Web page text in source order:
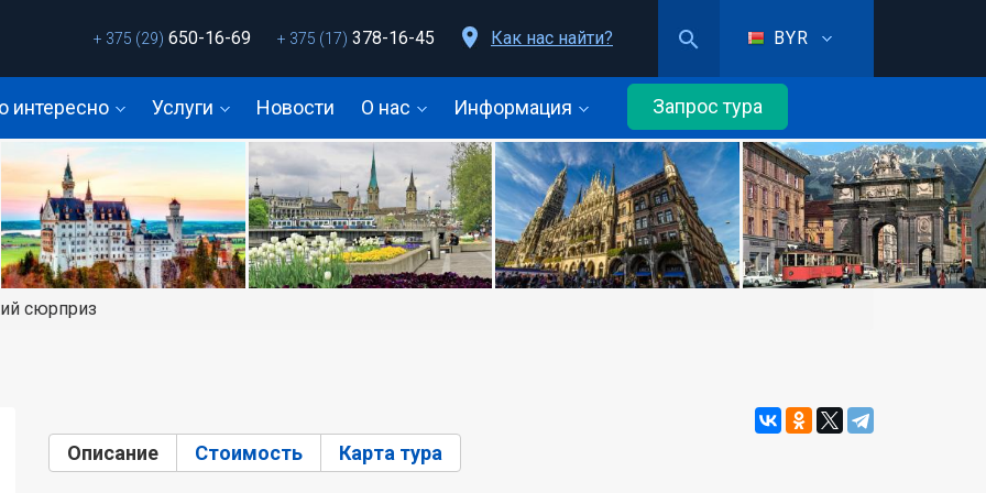
BYR
+ 375 (29) 650-16-69 + 375 (17) 378-16-45 Как нас найти?
интересно Услуги Новости О нас Информация Запрос тура
сюрприз
Описание (активная вкладка)
Стоимость Карта тура